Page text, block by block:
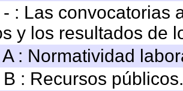
: Las convocatorias
y los resultados de
: Normatividad
: Recursos públicos.